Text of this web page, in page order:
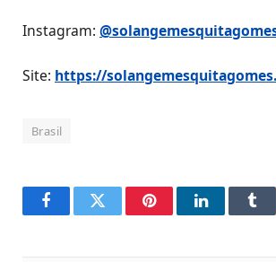
Instagram:
Site: https://
Brasil
FacebookTwitter PinterestLinkedIn